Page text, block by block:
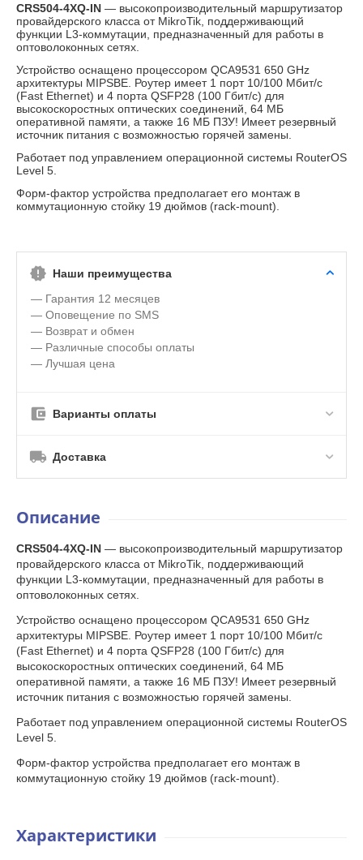
CRS504-4XQ-IN — высокопроизводительный маршрутизатор
провайдерского класса от MikroTik, поддерживающий
функции L3-коммутации, предназначенный для работы в
оптоволоконных сетях.
Устройство оснащено процессором QCA9531 650 GHz
архитектуры MIPSBE. Роутер имеет 1 порт 10/100 Мбит/с
(Fast Ethernet) и 4 порта QSFP28 (100 Гбит/c) для
высокоскоростных оптических соединений, 64 МБ
оперативной памяти, а также 16 МБ ПЗУ! Имеет резервный
источник питания с возможностью горячей замены.
Работает под управлением операционной системы RouterOS
Level 5.
Форм-фактор устройства предполагает его монтаж в
коммутационную стойку 19 дюймов (rack-mount).
Наши преимущества
— Гарантия 12 месяцев
— Оповещение по SMS
— Возврат и обмен
— Различные способы оплаты
— Лучшая цена
Варианты оплаты
Доставка
Описание
CRS504-4XQ-IN — высокопроизводительный маршрутизатор
провайдерского класса от MikroTik, поддерживающий
функции L3-коммутации, предназначенный для работы в
оптоволоконных сетях.
Устройство оснащено процессором QCA9531 650 GHz
архитектуры MIPSBE. Роутер имеет 1 порт 10/100 Мбит/с
(Fast Ethernet) и 4 порта QSFP28 (100 Гбит/c) для
высокоскоростных оптических соединений, 64 МБ
оперативной памяти, а также 16 МБ ПЗУ! Имеет резервный
источник питания с возможностью горячей замены.
Работает под управлением операционной системы RouterOS
Level 5.
Форм-фактор устройства предполагает его монтаж в
коммутационную стойку 19 дюймов (rack-mount).
Характеристики